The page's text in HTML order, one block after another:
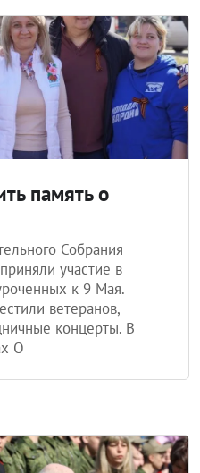
память о
Собрания
участие в
к 9 Мая.
ветеранов,
концерты. В
О